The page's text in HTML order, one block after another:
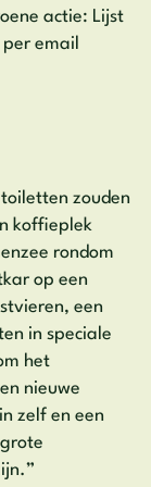
actie: Lijst
email
zouden
koffieplek
rondom
op een
een
in speciale
het
nieuwe
zelf en een